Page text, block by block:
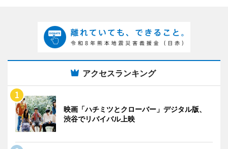
アクセスランキング
映画「ハチミツとクローバー」デジタル版、
渋谷でリバイバル上映